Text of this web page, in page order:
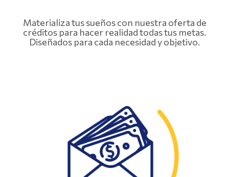
Materializa tus sueños con nuestra oferta de
créditos para hacer realidad todas tus metas.
Diseñados para cada necesidad y objetivo.